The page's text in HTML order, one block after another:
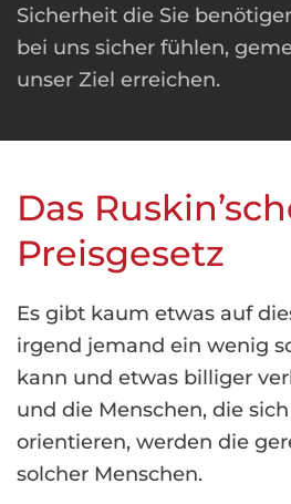
Sicherheit die Sie
bei uns sicher fühlen,
unser Ziel erreichen.
Das
Preisgesetz
Es gibt kaum etwas auf
irgend jemand ein wenig
kann und etwas billiger
und die Menschen, die
orientieren, werden die
solcher Menschen.